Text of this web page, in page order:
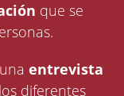
que se
unaentrevista
diferentes